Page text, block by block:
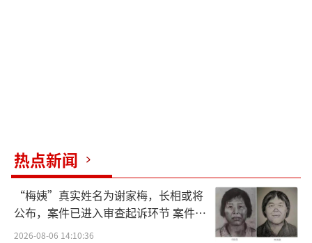
热点新闻
“梅姨”真实姓名为谢家梅，长相或将
公布，案件已进入审查起诉环节 案件迎
来新进展
2026-08-06 14:10:36